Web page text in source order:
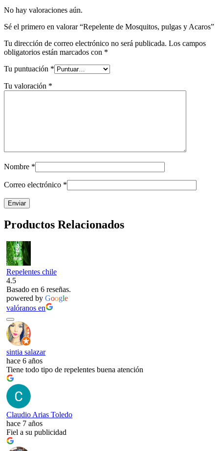
No hay valoraciones aún.
Sé el primero en valorar “Repelente de Mosquitos, pulgas y Acaros”
Tu dirección de correo electrónico no será publicada. Los campos
obligatorios están marcados con *
Tu puntuación *
Tu valoración *
Nombre *
Correo electrónico *
Productos Relacionados
Repelentes chile
4.5
Basado en 6 reseñas.
powered by Google
valóranos en
sintia salazar
hace 6 años
Tiene todo tipo de repelentes buena atención
Claudio Arias Toledo
hace 7 años
Fiel a su publicidad